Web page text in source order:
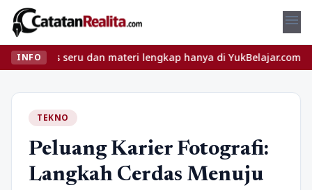
menu
INFO
seru dan materi lengkap hanya di YukBelajar.com. Mulai
TEKNO
Peluang Karier Fotografi:
Langkah Cerdas Menuju